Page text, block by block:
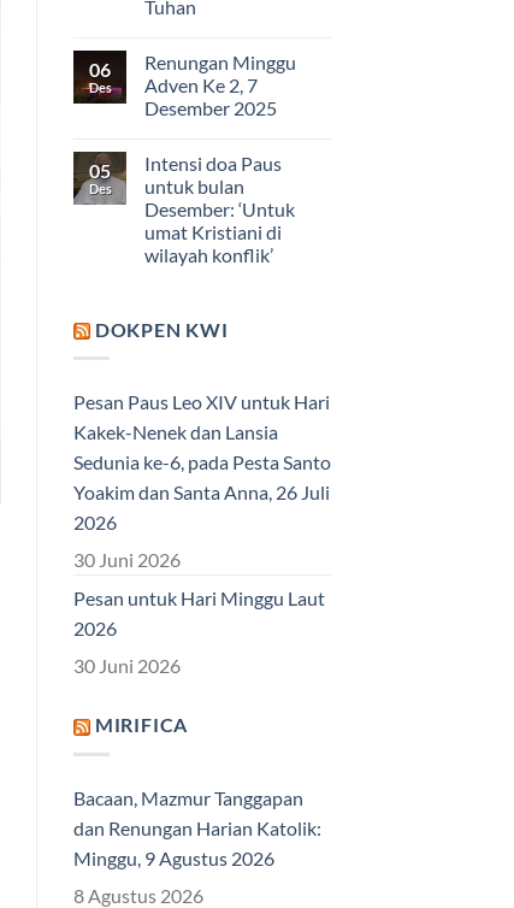
Tuhan
06
Des
Renungan Minggu
Adven Ke 2, 7
Desember 2025
05
Des
Intensi doa Paus
untuk bulan
Desember: ‘Untuk
umat Kristiani di
wilayah konflik’
DOKPEN KWI
Pesan Paus Leo XIV untuk Hari
Kakek-Nenek dan Lansia
Sedunia ke-6, pada Pesta Santo
Yoakim dan Santa Anna, 26 Juli
2026
30 Juni 2026
Pesan untuk Hari Minggu Laut
2026
30 Juni 2026
MIRIFICA
Bacaan, Mazmur Tanggapan
dan Renungan Harian Katolik:
Minggu, 9 Agustus 2026
8 Agustus 2026